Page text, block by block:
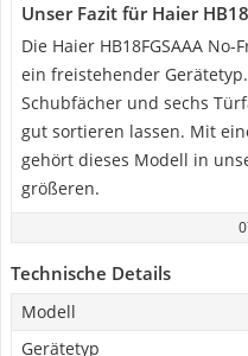
Unser Fazit für Haier
Die Haier HB18FGSAAA
ein freistehender
Schubfächer und sechs
gut sortieren lassen. Mit
gehört dieses Modell in
größeren.
Technische Details
Modell
Gerätetyp